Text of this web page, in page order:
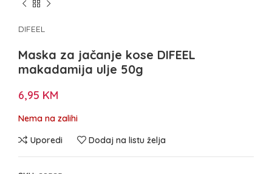
DIFEEL
Maska za jačanje kose DIFEEL
makadamija ulje 50g
6,95 KM
Nema na zalihi
Uporedi
Dodaj na listu želja